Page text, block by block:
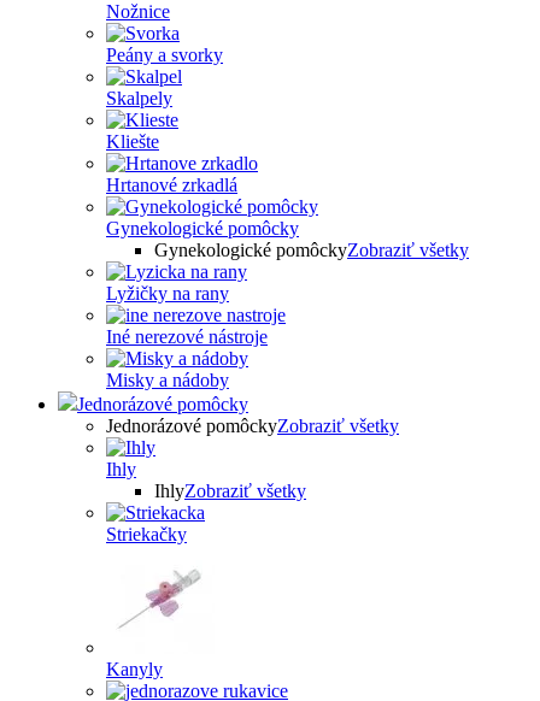
Nožnice
Peány a svorky
Skalpely
Kliešte
Hrtanové zrkadlá
Gynekologické pomôcky
Gynekologické pomôckyZobraziť všetky
Lyžičky na rany
Iné nerezové nástroje
Misky a nádoby
Jednorázové pomôcky
Jednorázové pomôckyZobraziť všetky
Ihly
IhlyZobraziť všetky
Striekačky
Kanyly